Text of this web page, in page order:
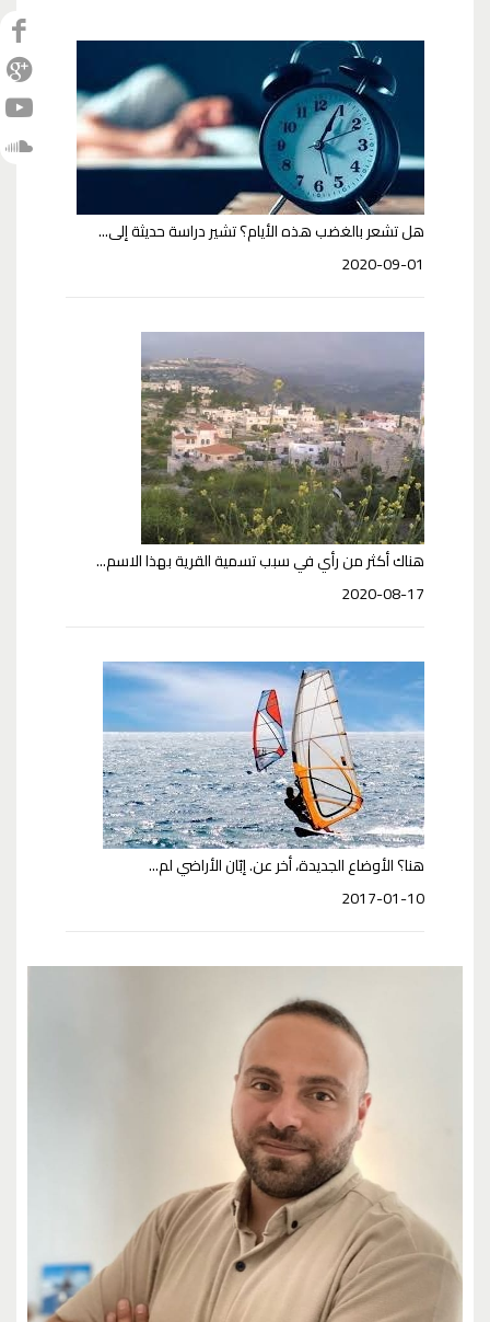
هل تشعر بالغضب هذه الأيام؟ تشير دراسة حديثة إلى...
2020-09-01
هناك أكثر من رأي في سبب تسمية القرية بهذا الاسم...
2020-08-17
هنا؟ الأوضاع الجديدة، أخر عن. إبّان الأراضي لم...
2017-01-10